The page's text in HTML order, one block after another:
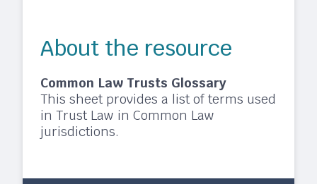
About the resource
Common Law Trusts Glossary
This sheet provides a list of terms used
in Trust Law in Common Law
jurisdictions.